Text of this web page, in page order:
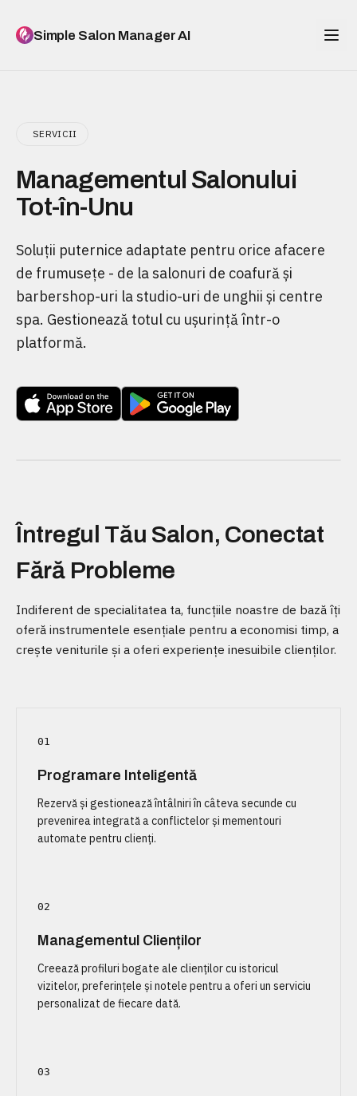
Simple Salon Manager AI
SERVICII
Managementul Salonului
Tot-în-Unu
Soluții puternice adaptate pentru orice afacere
de frumusețe - de la salonuri de coafură și
barbershop-uri la studio-uri de unghii și centre
spa. Gestionează totul cu ușurință într-o
platformă.
Întregul Tău Salon, Conectat
Fără Probleme
Indiferent de specialitatea ta, funcțiile noastre de bază îți
oferă instrumentele esențiale pentru a economisi timp, a
crește veniturile și a oferi experiențe inesuibile clienților.
01
Programare Inteligentă
Rezervă și gestionează întâlniri în câteva secunde cu
prevenirea integrată a conflictelor și mementouri
automate pentru clienți.
02
Managementul Clienților
Creează profiluri bogate ale clienților cu istoricul
vizitelor, preferințele și notele pentru a oferi un serviciu
personalizat de fiecare dată.
03